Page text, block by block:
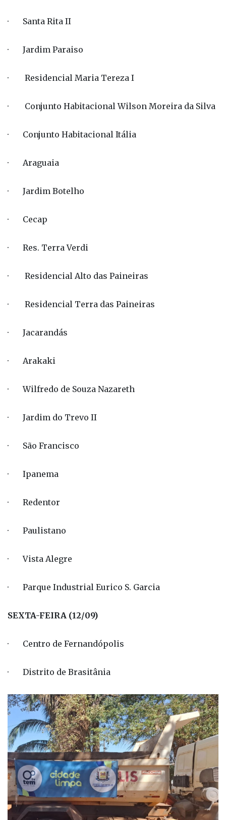
· Santa Rita II
· Jardim Paraiso
· Residencial Maria Tereza I
· Conjunto Habitacional Wilson Moreira da Silva
· Conjunto Habitacional Itália
· Araguaia
· Jardim Botelho
· Cecap
· Res. Terra Verdi
· Residencial Alto das Paineiras
· Residencial Terra das Paineiras
· Jacarandás
· Arakaki
· Wilfredo de Souza Nazareth
· Jardim do Trevo II
· São Francisco
· Ipanema
· Redentor
· Paulistano
· Vista Alegre
· Parque Industrial Eurico S. Garcia
SEXTA-FEIRA (12/09)
· Centro de Fernandópolis
· Distrito de Brasitânia